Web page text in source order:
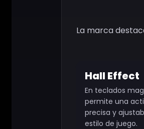
La marca
Hall Effect
En teclados
permite una
precisa y
estilo de juego.